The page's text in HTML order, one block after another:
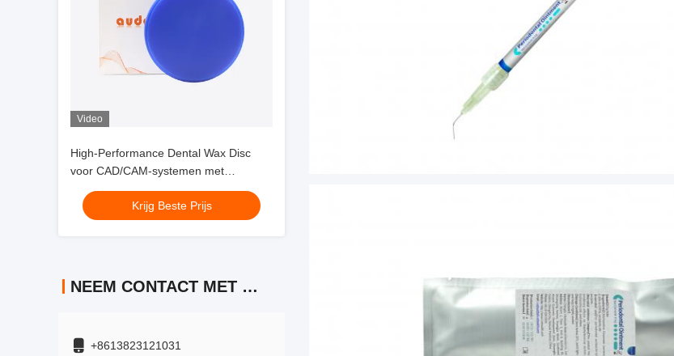
Video
High-Performance Dental Wax Disc
voor CAD/CAM-systemen met
uitstekende dimensieconsistentie en
thermische stabiliteit
Krijg Beste Prijs
NEEM CONTACT MET ONS OP
+8613823121031